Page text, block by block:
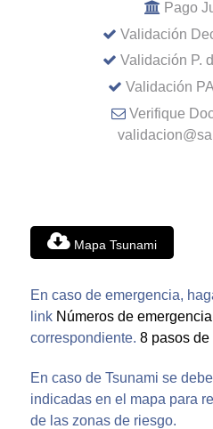
Pago
Validación
Validación P.
Validación
Verifique
Mapa Tsunami
En caso de emergencia,
link Números de emergencia
correspondiente. 8 pasos
En caso de Tsunami se
indicadas en el mapa para
de las zonas de riesgo.